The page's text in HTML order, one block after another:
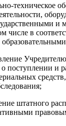
техническое
числе в
о поступлении и
штатного